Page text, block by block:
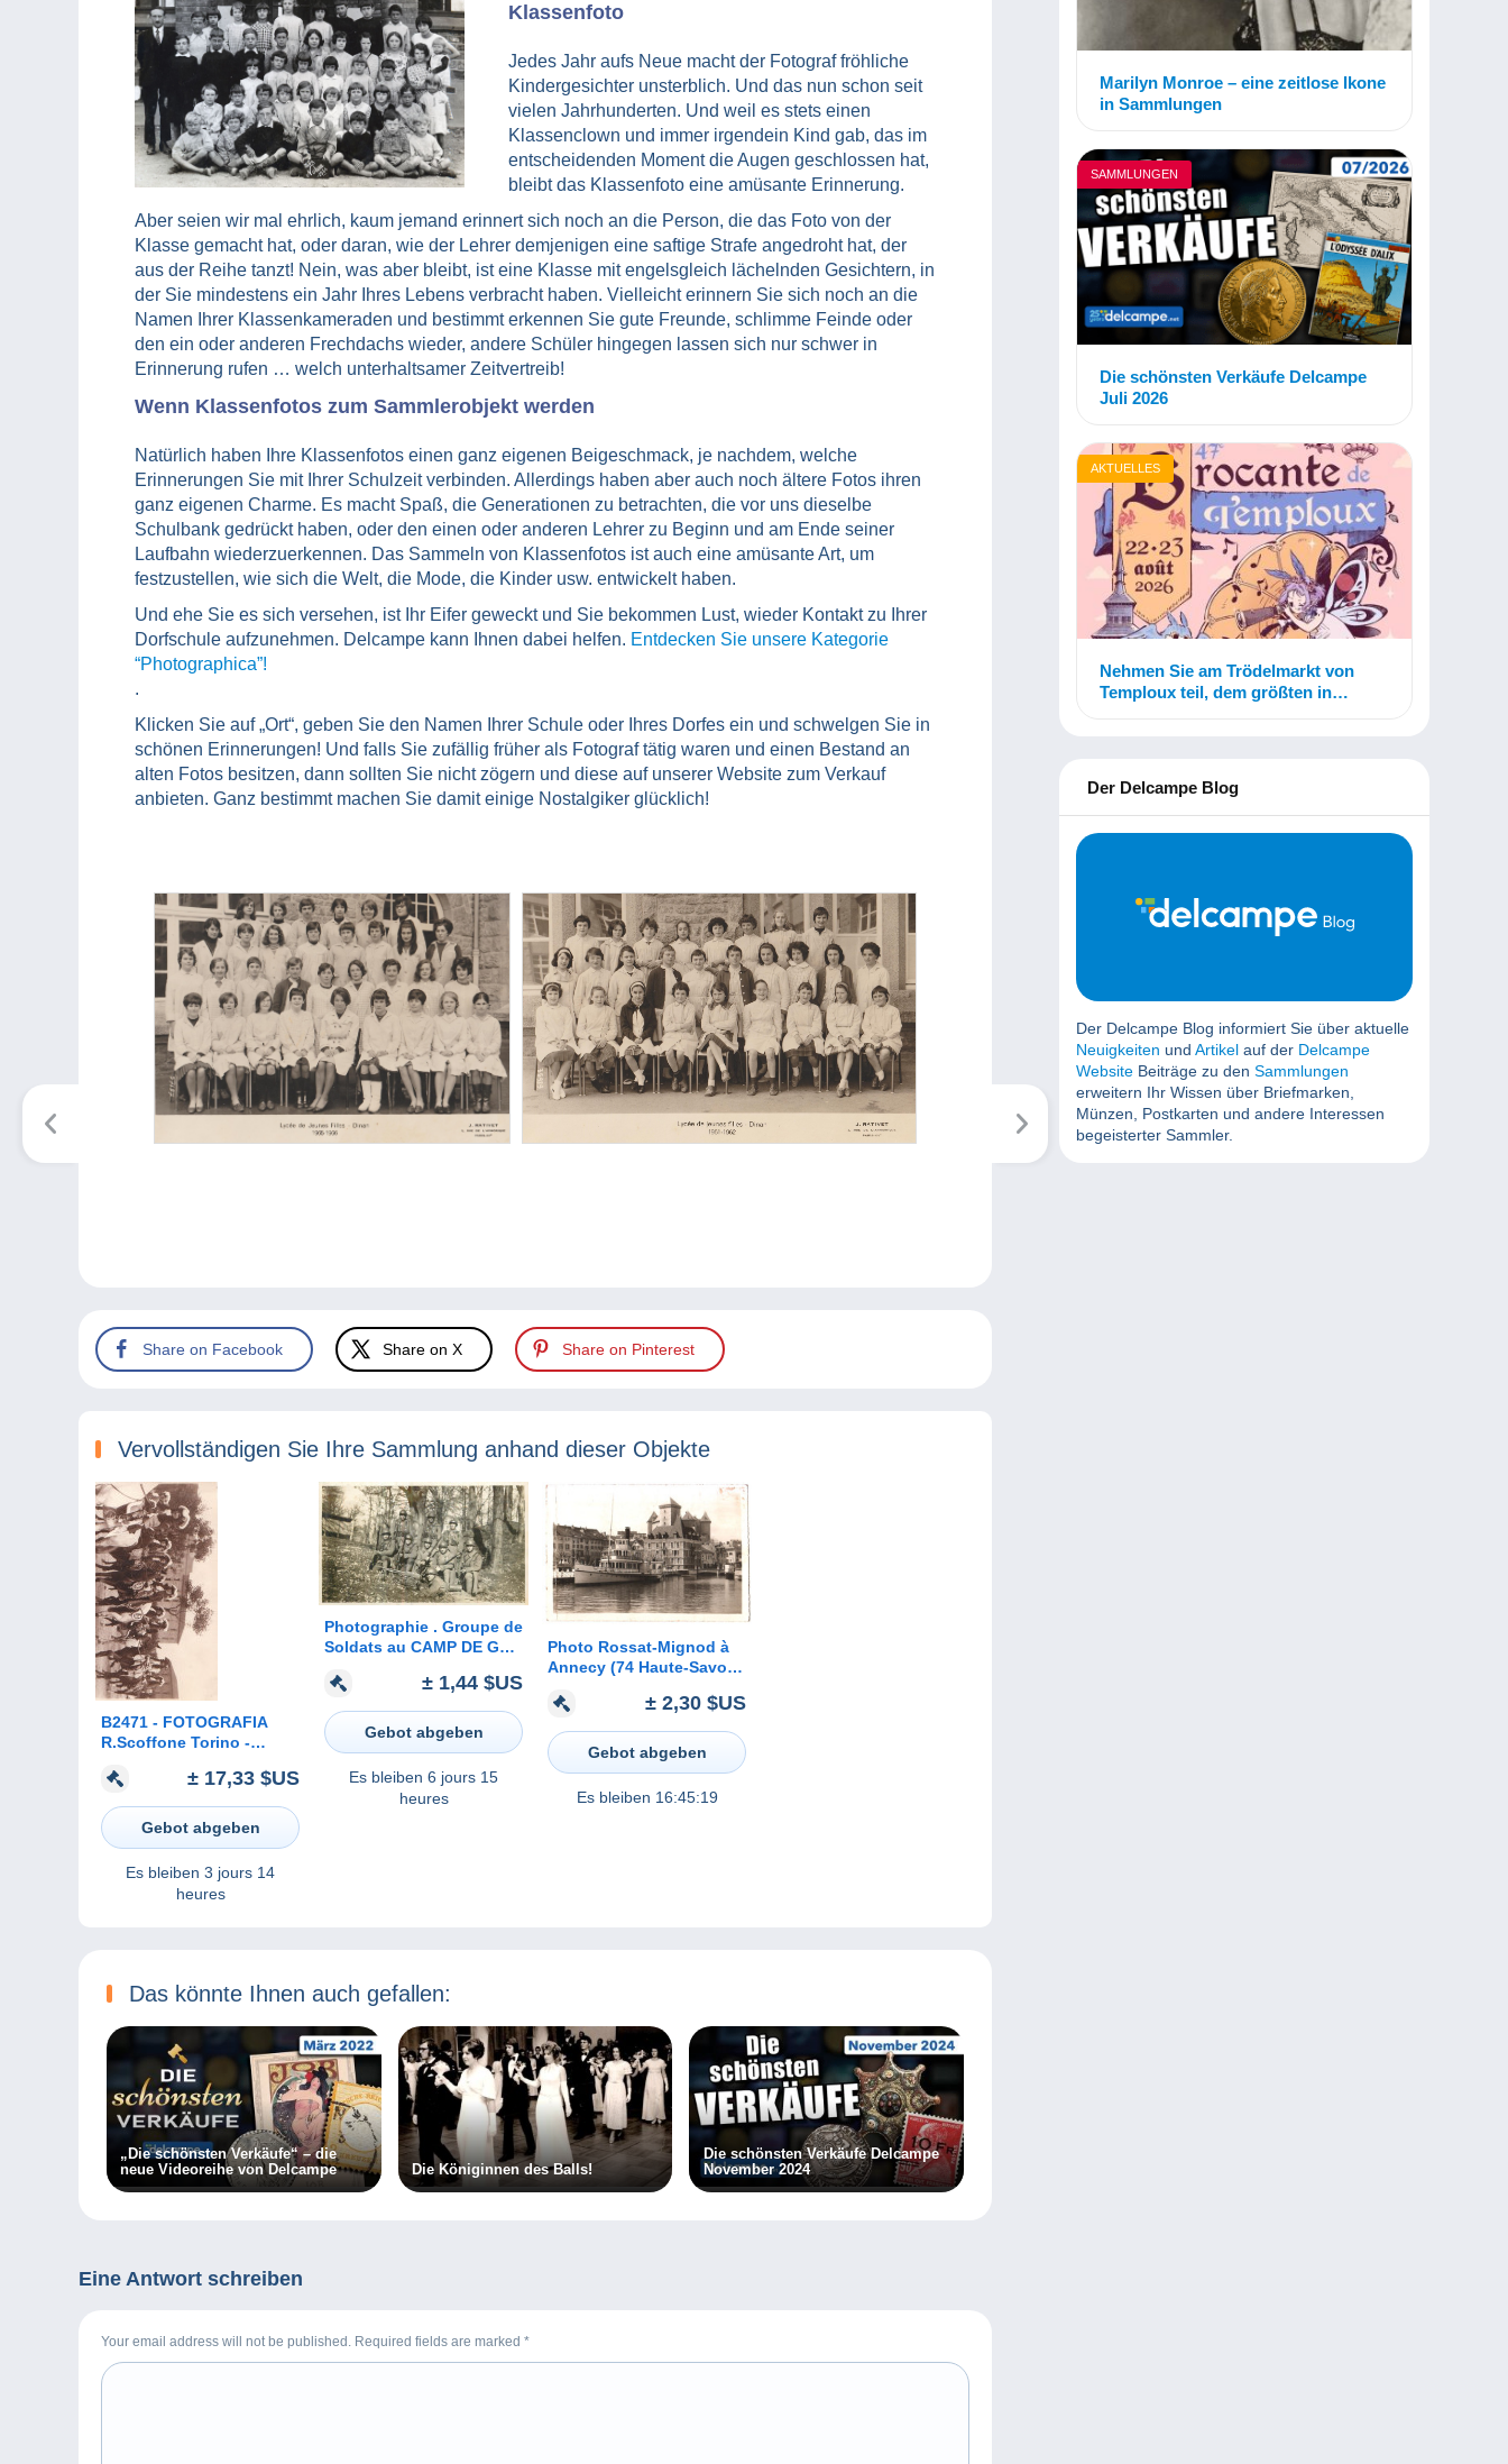
Klassenfoto
Jedes Jahr aufs Neue macht der Fotograf fröhliche
Kindergesichter unsterblich. Und das nun schon seit
vielen Jahrhunderten. Und weil es stets einen
Klassenclown und immer irgendein Kind gab, das im
entscheidenden Moment die Augen geschlossen hat,
bleibt das Klassenfoto eine amüsante Erinnerung.
Aber seien wir mal ehrlich, kaum jemand erinnert sich noch an die Person, die das Foto von der
Klasse gemacht hat, oder daran, wie der Lehrer demjenigen eine saftige Strafe angedroht hat, der
aus der Reihe tanzt! Nein, was aber bleibt, ist eine Klasse mit engelsgleich lächelnden Gesichtern, in
der Sie mindestens ein Jahr Ihres Lebens verbracht haben. Vielleicht erinnern Sie sich noch an die
Namen Ihrer Klassenkameraden und bestimmt erkennen Sie gute Freunde, schlimme Feinde oder
den ein oder anderen Frechdachs wieder, andere Schüler hingegen lassen sich nur schwer in
Erinnerung rufen … welch unterhaltsamer Zeitvertreib!
Wenn Klassenfotos zum Sammlerobjekt werden
Natürlich haben Ihre Klassenfotos einen ganz eigenen Beigeschmack, je nachdem, welche
Erinnerungen Sie mit Ihrer Schulzeit verbinden. Allerdings haben aber auch noch ältere Fotos ihren
ganz eigenen Charme. Es macht Spaß, die Generationen zu betrachten, die vor uns dieselbe
Schulbank gedrückt haben, oder den einen oder anderen Lehrer zu Beginn und am Ende seiner
Laufbahn wiederzuerkennen. Das Sammeln von Klassenfotos ist auch eine amüsante Art, um
festzustellen, wie sich die Welt, die Mode, die Kinder usw. entwickelt haben.
Und ehe Sie es sich versehen, ist Ihr Eifer geweckt und Sie bekommen Lust, wieder Kontakt zu Ihrer
Dorfschule aufzunehmen. Delcampe kann Ihnen dabei helfen. Entdecken Sie unsere Kategorie
“Photographica”!
.
Klicken Sie auf „Ort“, geben Sie den Namen Ihrer Schule oder Ihres Dorfes ein und schwelgen Sie in
schönen Erinnerungen! Und falls Sie zufällig früher als Fotograf tätig waren und einen Bestand an
alten Fotos besitzen, dann sollten Sie nicht zögern und diese auf unserer Website zum Verkauf
anbieten. Ganz bestimmt machen Sie damit einige Nostalgiker glücklich!
Share on Facebook Share on X Share on Pinterest
Vervollständigen Sie Ihre Sammlung anhand dieser Objekte
B2471 - FOTOGRAFIA
R.Scoffone Torino -
CAVALIERI REALI A
CAVALLO - COSTUMI
± 17,33 $US
Gebot abgeben
Es bleiben 3 jours 14
heures
Photographie . Groupe de
Soldats au CAMP DE GER
± 1,44 $US
Gebot abgeben
Es bleiben 6 jours 15
heures
Photo Rossat-Mignod à
Annecy (74 Haute-Savoie)
Château des Ducs de
Nemours
± 2,30 $US
Gebot abgeben
Es bleiben 16:45:19
Das könnte Ihnen auch gefallen:
„Die schönsten Verkäufe“ – die
neue Videoreihe von Delcampe
Die Königinnen des Balls!
Die schönsten Verkäufe Delcampe
November 2024
Eine Antwort schreiben
Your email address will not be published. Required fields are marked *
Marilyn Monroe – eine zeitlose Ikone
in Sammlungen
SAMMLUNGEN
Die schönsten Verkäufe Delcampe
Juli 2026
AKTUELLES
Nehmen Sie am Trödelmarkt von
Temploux teil, dem größten in
Der Delcampe Blog
Der Delcampe Blog informiert Sie über aktuelle
Neuigkeiten und Artikel auf der Delcampe
Website Beiträge zu den Sammlungen
erweitern Ihr Wissen über Briefmarken,
Münzen, Postkarten und andere Interessen
begeisterter Sammler.